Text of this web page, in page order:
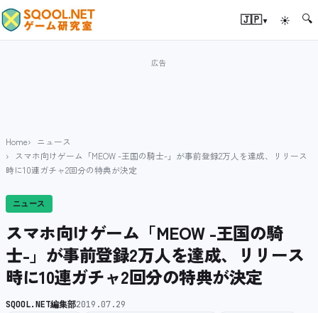
🇯🇵▾ ☀ 🔍
Home
ニュース
スマホ向けゲーム「MEOW -王国の騎士-」が事前登録2万人を達成、リリース
時に10連ガチャ2回分の特典が決定
ニュース
スマホ向けゲーム「MEOW -王国の騎
士-」が事前登録2万人を達成、リリース
時に10連ガチャ2回分の特典が決定
SQOOL.NET編集部2019.07.29